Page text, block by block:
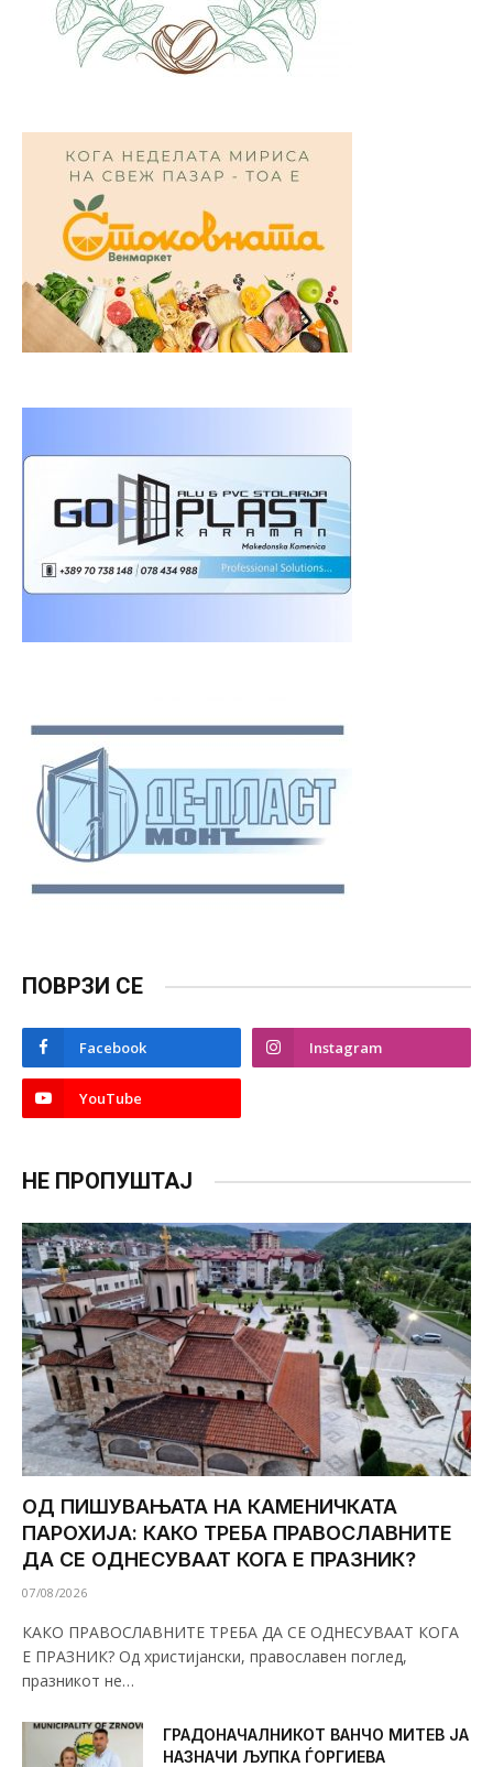
ПОВРЗИ СЕ
Facebook Instagram
YouTube
НЕ ПРОПУШТАЈ
ОД ПИШУВАЊАТА НА КАМЕНИЧКАТА
ПАРОХИЈА: КАКО ТРЕБА ПРАВОСЛАВНИТЕ
ДА СЕ ОДНЕСУВААТ КОГА Е ПРАЗНИК?
07/08/2026
КАКО ПРАВОСЛАВНИТЕ ТРЕБА ДА СЕ ОДНЕСУВААТ КОГА
Е ПРАЗНИК? Од христијански, православен поглед,
празникот не…
ГРАДОНАЧАЛНИКОТ ВАНЧО МИТЕВ ЈА
НАЗНАЧИ ЉУПКА ЃОРГИЕВА